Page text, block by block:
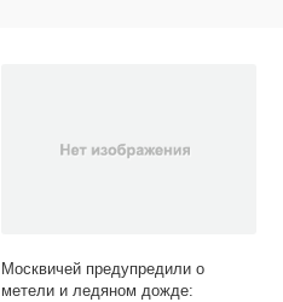
Москвичей предупредили о
метели и ледяном дожде: